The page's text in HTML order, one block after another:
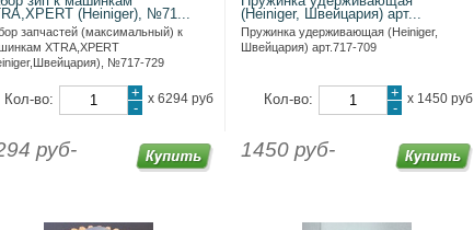
(Heiniger), №71...
запчастей (максимальный) к
XTRA,XPERT
№717-729
Кол-во: х 6294 руб
+
-
руб-
(Heiniger, Швейцария) арт...
Пружинка удерживающая (Heiniger,
Швейцария) арт.717-709
Кол-во: х 1450 руб
+
-
1450 руб-